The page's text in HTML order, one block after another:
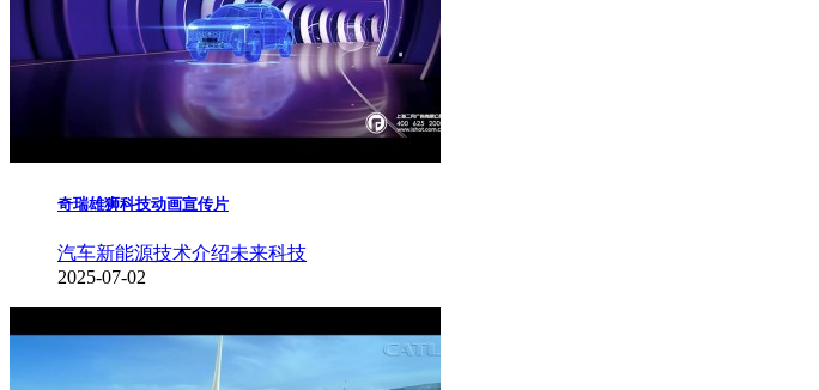
奇瑞雄狮科技动画宣传片
汽车新能源技术介绍未来科技
2025-07-02